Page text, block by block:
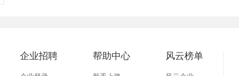
企业招聘 帮助中心 风云榜单